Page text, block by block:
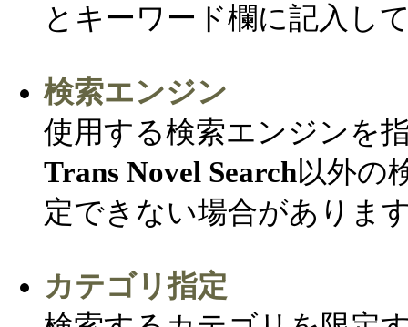
とキーワード欄に記入し
検索エンジン
使用する検索エンジンを
Trans Novel Search以外の
定できない場合がありま
カテゴリ指定